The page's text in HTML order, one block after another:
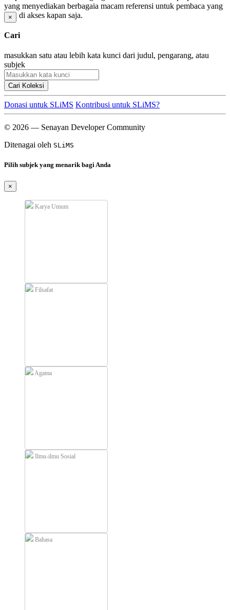
yang menyediakan berbagaia macam referensi untuk pembaca yang
bisa di akses kapan saja.
Cari
masukkan satu atau lebih kata kunci dari judul, pengarang, atau
subjek
Cari Koleksi
Donasi untuk SLiMS Kontribusi untuk SLiMS?
© 2026 — Senayan Developer Community
Ditenagai oleh SLiMS
Pilih subjek yang menarik bagi Anda
×
Karya Umum
Filsafat
Agama
Ilmu-ilmu Sosial
Bahasa
×